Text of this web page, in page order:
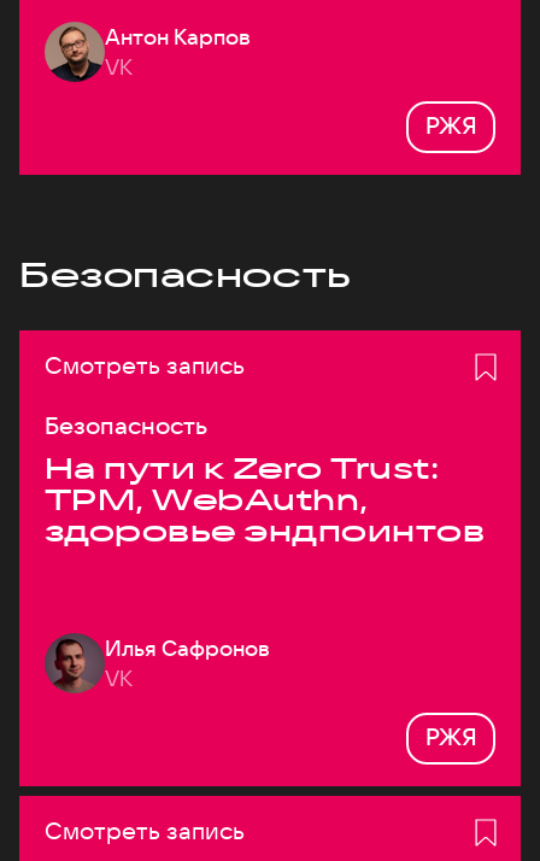
Антон Карпов
VK
РЖЯ
Безопасность
Смотреть запись
Безопасность
На пути к Zero Trust:
TPM, WebAuthn,
здоровье эндпоинтов
Илья Сафронов
VK
РЖЯ
Смотреть запись